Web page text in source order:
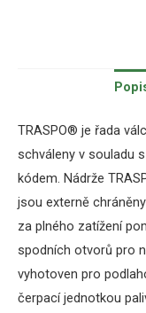
TRASPO® je řada
schváleny v souladu s
kódem. Nádrže
jsou externě chráněny
za plného zatížení
spodních otvorů pro
vyhotoven pro
čerpací jednotkou